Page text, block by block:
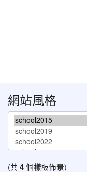
網站風格
(共 4個樣板佈景)